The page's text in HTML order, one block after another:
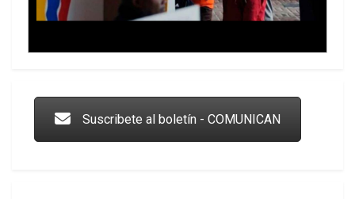
YPF,
Suscribete al boletín - COMUNICAN